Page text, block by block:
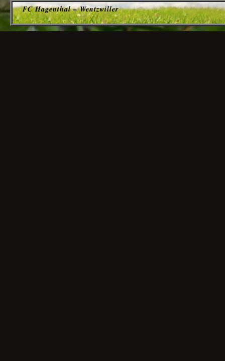
FC Hagenthal – Wentzwiller